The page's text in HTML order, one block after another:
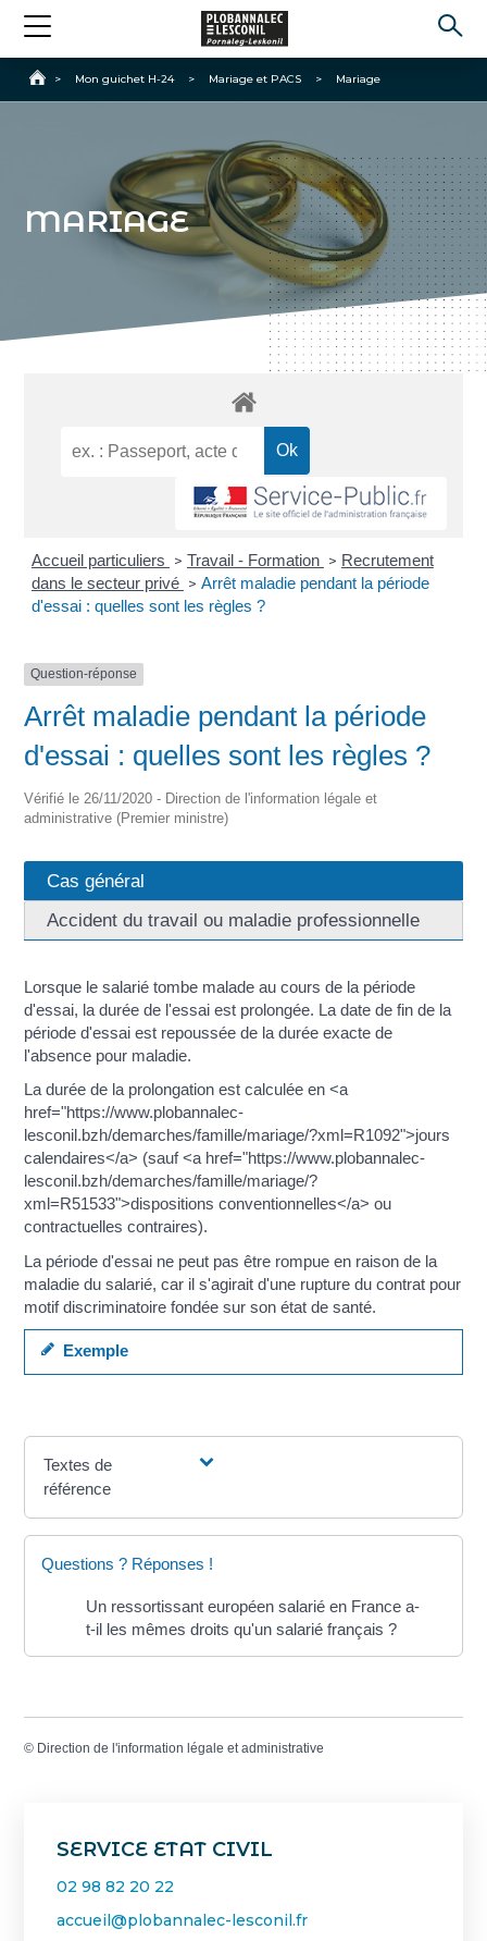
Accueil
> Mon guichet H-24 > Mariage et PACS > Mariage
MARIAGE
SERVICE ETAT CIVIL
02 98 82 20 22
accueil@plobannalec-lesconil.fr
Accueil particuliers > Travail - Formation > Recrutement
dans le secteur privé > Arrêt maladie pendant la période
d'essai : quelles sont les règles ?
Question-réponse
Arrêt maladie pendant la période
d'essai : quelles sont les règles ?
Vérifié le 26/11/2020 - Direction de l'information légale et
administrative (Premier ministre)
Cas général
Accident du travail ou maladie professionnelle
Lorsque le salarié tombe malade au cours de la période
d'essai, la durée de l'essai est prolongée. La date de fin de la
période d'essai est repoussée de la durée exacte de
l'absence pour maladie.
La durée de la prolongation est calculée en <a
href="https://www.plobannalec-
lesconil.bzh/demarches/famille/mariage/?xml=R1092">jours
calendaires</a> (sauf <a href="https://www.plobannalec-
lesconil.bzh/demarches/famille/mariage/?
xml=R51533">dispositions conventionnelles</a> ou
contractuelles contraires).
La période d'essai ne peut pas être rompue en raison de la
maladie du salarié, car il s'agirait d'une rupture du contrat pour
motif discriminatoire fondée sur son état de santé.
Exemple
Textes de
référence
Questions ? Réponses !
Un ressortissant européen salarié en France a-
t-il les mêmes droits qu'un salarié français ?
© Direction de l'information légale et administrative